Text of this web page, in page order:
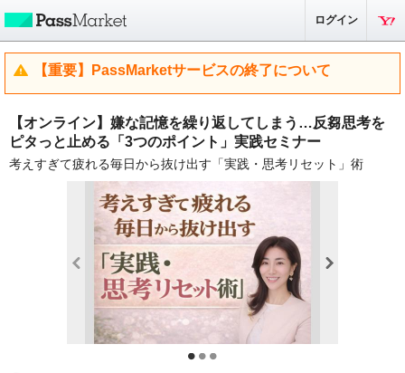
ログイン
【重要】PassMarketサービスの終了について
【オンライン】嫌な記憶を繰り返してしまう…反芻思考を
ピタっと止める「3つのポイント」実践セミナー
考えすぎて疲れる毎日から抜け出す「実践・思考リセット」術